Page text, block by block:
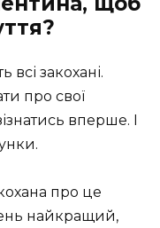
всі закохані.
про свої
вперше. І
про це
найкращий,